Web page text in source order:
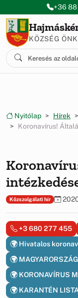
Ugrás a menüre
Ugrás a +36
KÖZSÉG
Nyitólap Hírek
Koronavírus!
Közszolgálati hír
+3 680 277 455
Hivatalos
KORONAVÍRUS
KARANTÉN LISTA